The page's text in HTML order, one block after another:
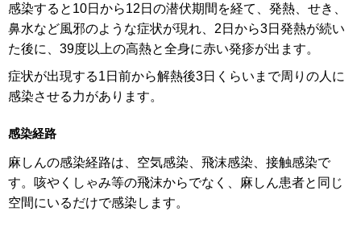
感染すると10日から12日の潜伏期間を経て、発熱、せき、
鼻水など風邪のような症状が現れ、2日から3日発熱が続い
た後に、39度以上の高熱と全身に赤い発疹が出ます。
症状が出現する1日前から解熱後3日くらいまで周りの人に
感染させる力があります。
感染経路
麻しんの感染経路は、空気感染、飛沫感染、接触感染で
す。咳やくしゃみ等の飛沫からでなく、麻しん患者と同じ
空間にいるだけで感染します。